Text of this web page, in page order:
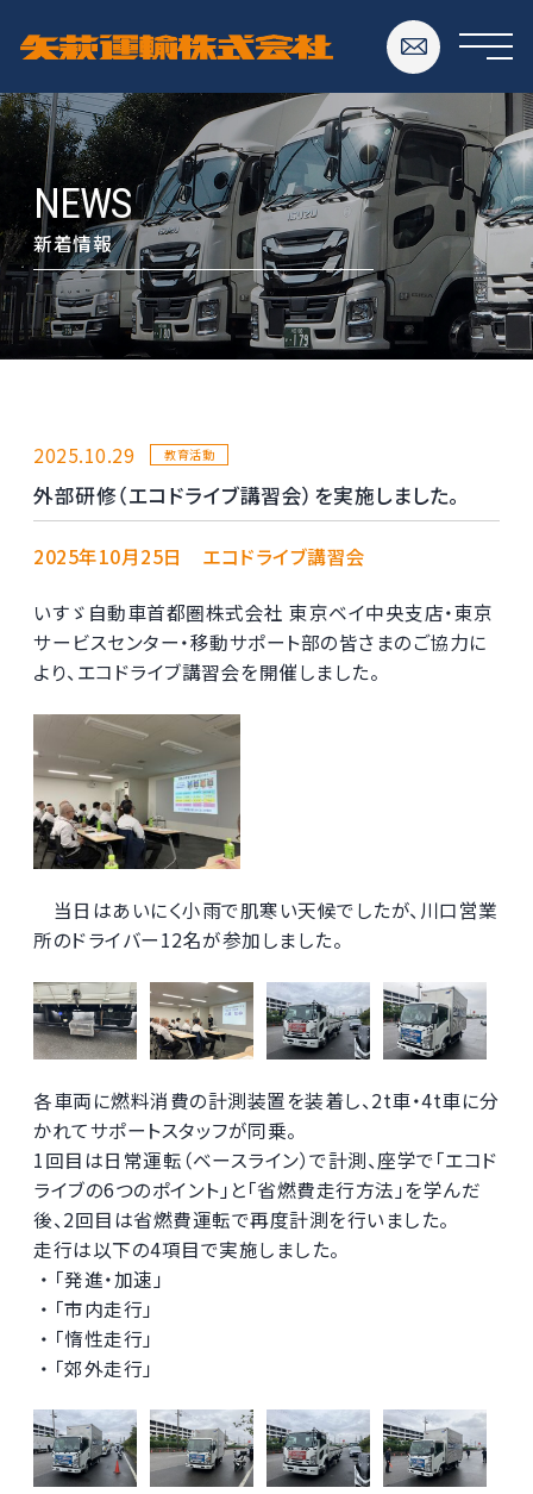
NEWS
新着情報
2025.10.29 教育活動
外部研修（エコドライブ講習会）を実施しました。
2025年10月25日 エコドライブ講習会
いすゞ自動車首都圏株式会社 東京ベイ中央支店・東京
サービスセンター・移動サポート部の皆さまのご協力に
より、エコドライブ講習会を開催しました。
当日はあいにく小雨で肌寒い天候でしたが、川口営業
所のドライバー12名が参加しました。
各車両に燃料消費の計測装置を装着し、2t車・4t車に分
かれてサポートスタッフが同乗。
1回目は日常運転（ベースライン）で計測、座学で「エコド
ライブの6つのポイント」と「省燃費走行方法」を学んだ
後、2回目は省燃費運転で再度計測を行いました。
走行は以下の4項目で実施しました。
・ 「発進・加速」
・ 「市内走行」
・ 「惰性走行」
・ 「郊外走行」